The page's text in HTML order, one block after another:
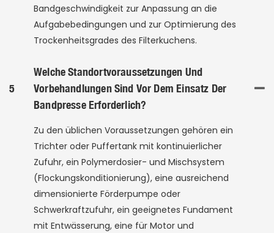
Bandgeschwindigkeit zur Anpassung an die
Aufgabebedingungen und zur Optimierung des
Trockenheitsgrades des Filterkuchens.
5
Welche Standortvoraussetzungen Und
Vorbehandlungen Sind Vor Dem Einsatz Der
Bandpresse Erforderlich?
Zu den üblichen Voraussetzungen gehören ein
Trichter oder Puffertank mit kontinuierlicher
Zufuhr, ein Polymerdosier- und Mischsystem
(Flockungskonditionierung), eine ausreichend
dimensionierte Förderpumpe oder
Schwerkraftzufuhr, ein geeignetes Fundament
mit Entwässerung, eine für Motor und